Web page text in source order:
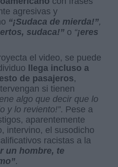
agresivas y
“¡Sudaca de mierda!”,
sudaca!” o “¡eres
el video, se puede
llega incluso a
de pasajeros,
si tienen
algo que decir que lo
y lo reviento!”. Pese a
aparentemente
intervino, el susodicho
racistas a la
un hombre, te
.